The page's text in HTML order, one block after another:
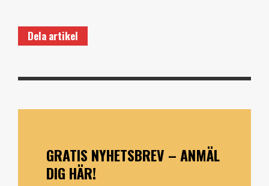
Dela artikel
GRATIS NYHETSBREV – ANMÄL
DIG HÄR!